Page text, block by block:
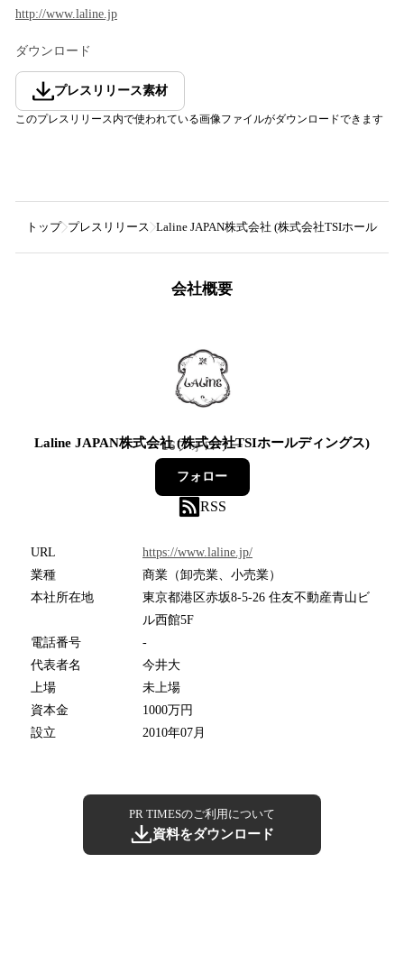
http://www.laline.jp
ダウンロード
プレスリリース素材
このプレスリリース内で使われている画像ファイルがダウンロードできます
トップ プレスリリース Laline JAPAN株式会社 (株式会社TSIホールディ
会社概要
Laline JAPAN株式会社 (株式会社TSIホールディングス)
16フォロワー
フォロー
RSS
URL
https://www.laline.jp/
業種
商業（卸売業、小売業）
本社所在地
東京都港区赤坂8-5-26 住友不動産青山ビ
ル西館5F
電話番号
-
代表者名
今井大
上場
未上場
資本金
1000万円
設立
2010年07月
PR TIMESのご利用について
資料をダウンロード